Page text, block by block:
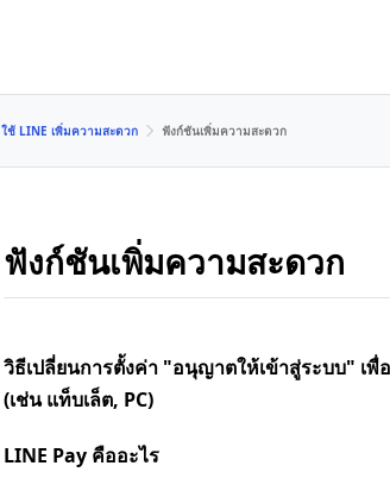
ใช้ LINE เพิ่มความสะดวก ฟังก์ชันเพิ่มความสะดวก
ฟังก์ชันเพิ่มความสะดวก
วิธีเปลี่ยนการตั้งค่า "อนุญาตให้เข้าสู่ระบบ" เ
(เช่น แท็บเล็ต, PC)
LINE Pay คืออะไร